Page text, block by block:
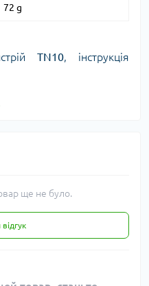
72 g
TN10, інструкція
ще не було.